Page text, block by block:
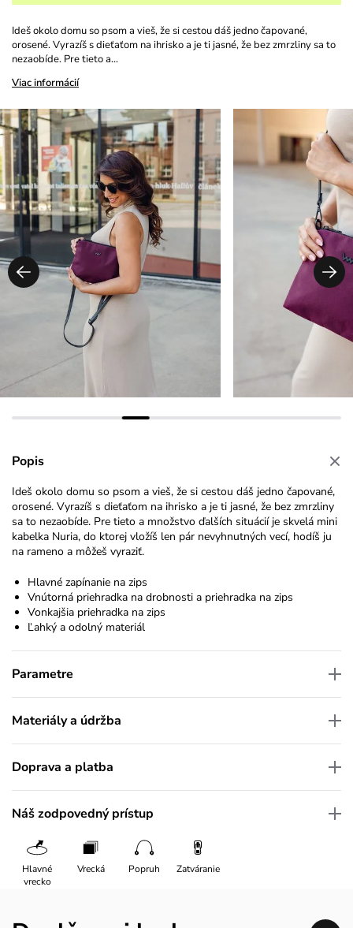
Ideš okolo domu so psom a vieš, že si cestou dáš jedno čapované,
orosené. Vyrazíš s dieťaťom na ihrisko a je ti jasné, že bez zmrzliny sa to
nezaobíde. Pre tieto a…
Viac informácií
Popis
Ideš okolo domu so psom a vieš, že si cestou dáš jedno čapované,
orosené. Vyrazíš s dieťaťom na ihrisko a je ti jasné, že bez zmrzliny
sa to nezaobíde. Pre tieto a množstvo ďalších situácií je skvelá mini
kabelka Nuria, do ktorej vložíš len pár nevyhnutných vecí, hodíš ju
na rameno a môžeš vyraziť.
Hlavné zapínanie na zips
Vnútorná priehradka na drobnosti a priehradka na zips
Vonkajšia priehradka na zips
Ľahký a odolný materiál
Parametre
Materiály a údržba
Doprava a platba
Náš zodpovedný prístup
Hlavné
vrecko
Vrecká Popruh Zatváranie